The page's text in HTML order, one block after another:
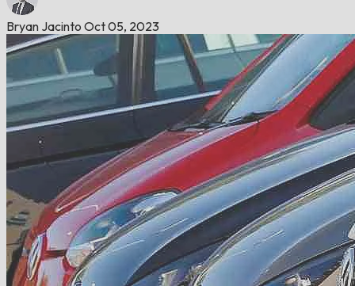
Bryan Jacinto Oct 05, 2023